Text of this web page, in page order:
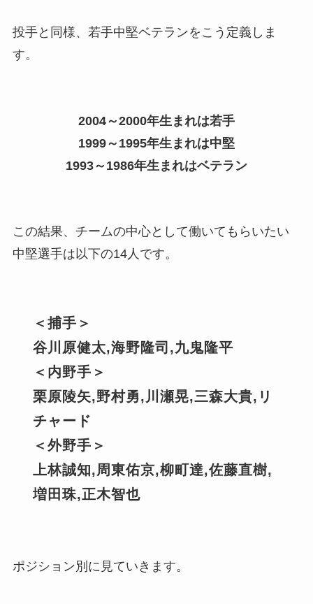
投手と同様、若手中堅ベテランをこう定義しま
す。
2004～2000年生まれは若手
1999～1995年生まれは中堅
1993～1986年生まれはベテラン
この結果、チームの中心として働いてもらいたい
中堅選手は以下の14人です。
＜捕手＞
谷川原健太,海野隆司,九鬼隆平
＜内野手＞
栗原陵矢,野村勇,川瀬晃,三森大貴,リ
チャード
＜外野手＞
上林誠知,周東佑京,柳町達,佐藤直樹,
増田珠,正木智也
ポジション別に見ていきます。